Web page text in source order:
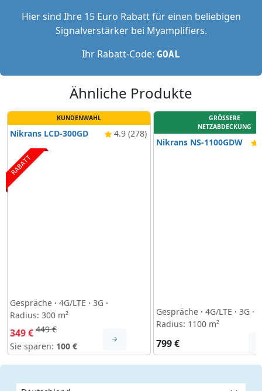
Hier sind Ihre 15 Euro Rabatt für einen beliebigen
Signalverstärker bei Myamplifiers.
Ihr Rabatt-Code: GOAL
Ähnliche Produkte
KUNDENWAHL
Nikrans LCD-300GD 4.9 (278)
RABATT
Gespräche · 4G/LTE · 3G ·
Radius: 300 m²
349 € 449 €
Sie sparen: 100 €
GRÖSSERE
NETZABDECKUNG
Nikrans NS-1100GDW
Gespräche · 4G/LTE · 3G ·
Radius: 1100 m²
799 €